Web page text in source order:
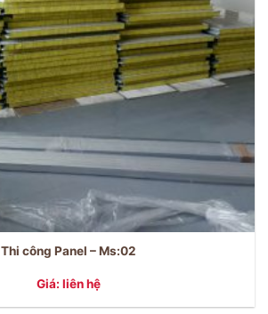
Thi công Panel – Ms:02
Giá: liên hệ